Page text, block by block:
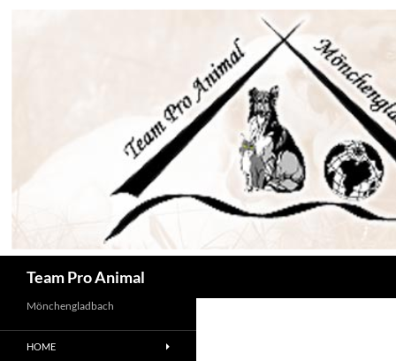
Team Pro Animal
Mönchengladbach
HOME